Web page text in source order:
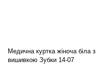
Медична куртка жіноча біла з
вишивкою Зубки 14-07